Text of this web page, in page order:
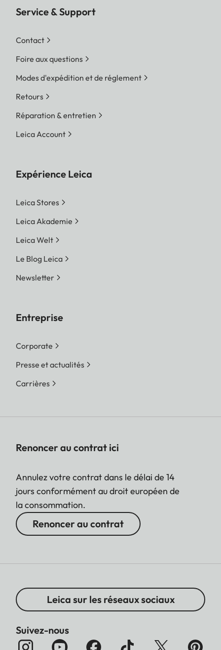
Service & Support
Contact
Foire aux questions
Modes d'expédition et de réglement
Retours
Réparation & entretien
Leica Account
Expérience Leica
Leica Stores
Leica Akademie
Leica Welt
Le Blog Leica
Newsletter
Entreprise
Corporate
Presse et actualités
Carrières
Renoncer au contrat ici
Annulez votre contrat dans le délai de 14
jours conformément au droit européen de
la consommation.
Renoncer au contrat
Leica sur les réseaux sociaux
Suivez-nous